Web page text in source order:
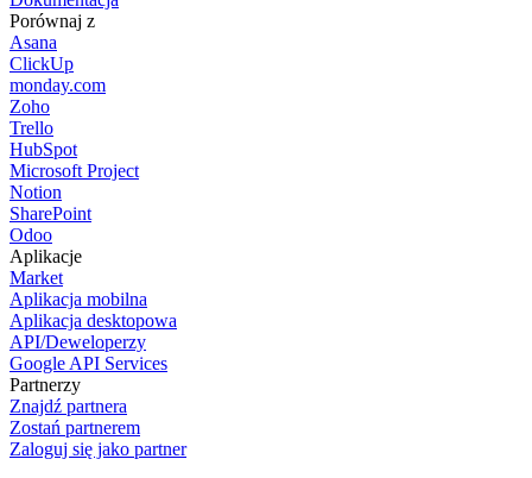
Porównaj z
Asana
ClickUp
monday.com
Zoho
Trello
HubSpot
Microsoft Project
Notion
SharePoint
Odoo
Aplikacje
Market
Aplikacja mobilna
Aplikacja desktopowa
API/Deweloperzy
Google API Services
Partnerzy
Znajdź partnera
Zostań partnerem
Zaloguj się jako partner